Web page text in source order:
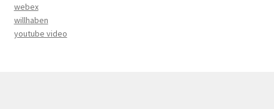
webex
willhaben
youtube video